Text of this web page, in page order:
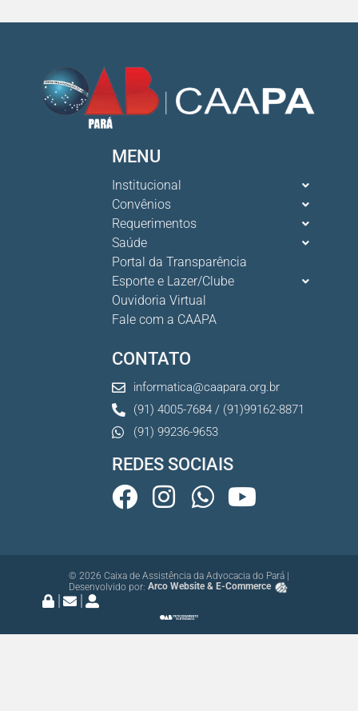
MENU
Institucional
Convênios
Requerimentos
Saúde
Portal da Transparência
Esporte e Lazer/Clube
Ouvidoria Virtual
Fale com a CAAPA
CONTATO
informatica@caapara.org.br
(91) 4005-7684 / (91)99162-8871
(91) 99236-9653
REDES SOCIAIS
© 2026 Caixa de Assistência da Advocacia do Pará |
Desenvolvido por: Arco Website & E-Commerce